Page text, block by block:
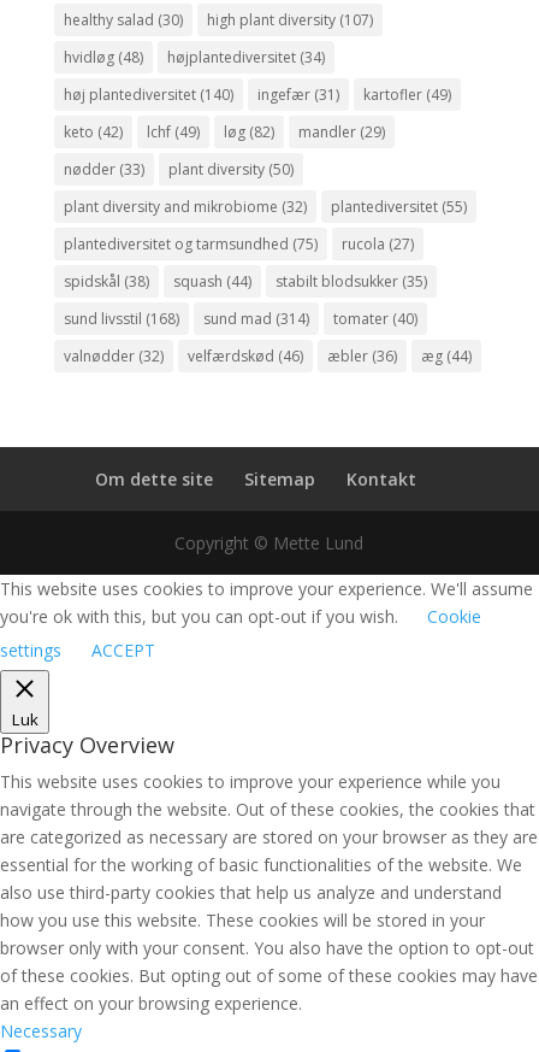
healthy salad (30) high plant diversity(107)
hvidløg(48) højplantediversitet(34)
høj plantediversitet(140) ingefær(31) kartofler(49)
keto (42) lchf(49) løg(82) mandler(29)
nødder(33) plant diversity(50)
plant diversity and mikrobiome (32) plantediversitet(55)
plantediversitet og tarmsundhed (75) rucola (27)
spidskål (38) squash (44) stabilt blodsukker(35)
sund livsstil (168) sund mad (314) tomater(40)
valnødder(32) velfærdskød (46) æbler(36) æg(44)
Om dette site Sitemap Kontakt
Copyright © Mette Lund
This website uses cookies to improve your experience. We'll assume
you're ok with this, but you can opt-out if you wish.
Cookie
settings
ACCEPT
Luk
Privacy Overview
This website uses cookies to improve your experience while you
navigate through the website. Out of these cookies, the cookies that
are categorized as necessary are stored on your browser as they are
essential for the working of basic functionalities of the website. We
also use third-party cookies that help us analyze and understand
how you use this website. These cookies will be stored in your
browser only with your consent. You also have the option to opt-out
of these cookies. But opting out of some of these cookies may have
an effect on your browsing experience.
Necessary